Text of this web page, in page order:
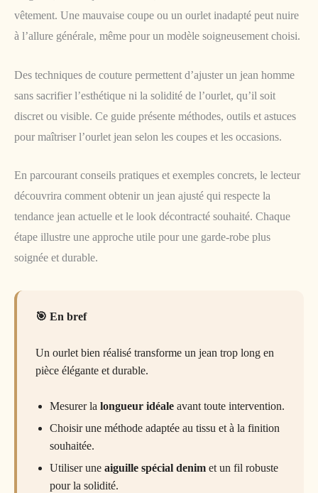
vêtement. Une mauvaise coupe ou un ourlet inadapté peut nuire
à l’allure générale, même pour un modèle soigneusement choisi.
Des techniques de couture permettent d’ajuster un jean homme
sans sacrifier l’esthétique ni la solidité de l’ourlet, qu’il soit
discret ou visible. Ce guide présente méthodes, outils et astuces
pour maîtriser l’ourlet jean selon les coupes et les occasions.
En parcourant conseils pratiques et exemples concrets, le lecteur
découvrira comment obtenir un jean ajusté qui respecte la
tendance jean actuelle et le look décontracté souhaité. Chaque
étape illustre une approche utile pour une garde-robe plus
soignée et durable.
En bref
Un ourlet bien réalisé transforme un jean trop long en
pièce élégante et durable.
Mesurer la longueur idéale avant toute intervention.
Choisir une méthode adaptée au tissu et à la finition
souhaitée.
Utiliser une aiguille spécial denim et un fil robuste
pour la solidité.